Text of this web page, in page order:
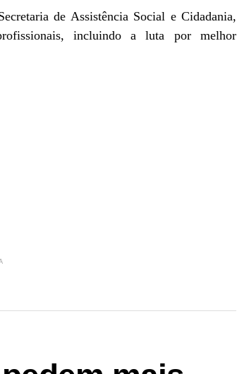
de Assistência Social e Cidadania,
incluindo a luta por melhor